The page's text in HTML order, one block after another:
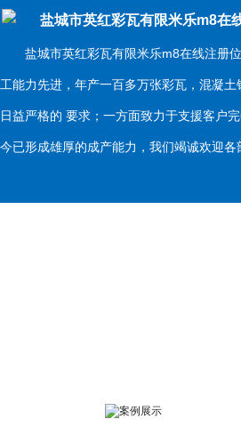
盐城市英红彩瓦有限米乐m8在
盐城市英红彩瓦有限米乐m8在线注册位
工能力先进，年产一百多万张彩瓦，混凝
日益严格的 要求；一方面致力于支援客
今已形成雄厚的成产能力，我们竭诚欢迎